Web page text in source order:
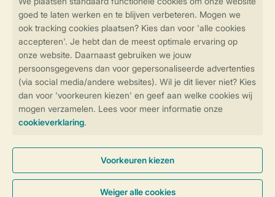
Controle over jouw gegevens &
Instellingen wijzigen
Veilig en snel online boeken
Veilige gegevensoverdracht
Veilige betaling